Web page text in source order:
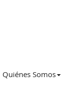
Quiénes Somos